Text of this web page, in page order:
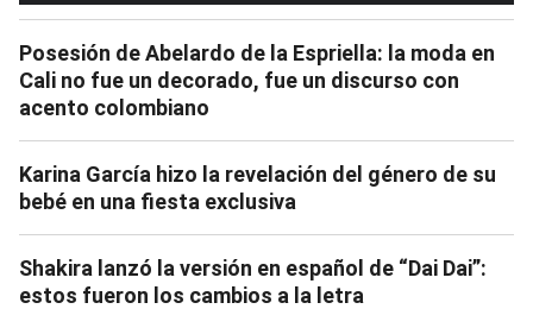
Posesión de Abelardo de la Espriella: la moda en
Cali no fue un decorado, fue un discurso con
acento colombiano
Karina García hizo la revelación del género de su
bebé en una fiesta exclusiva
Shakira lanzó la versión en español de “Dai Dai”:
estos fueron los cambios a la letra